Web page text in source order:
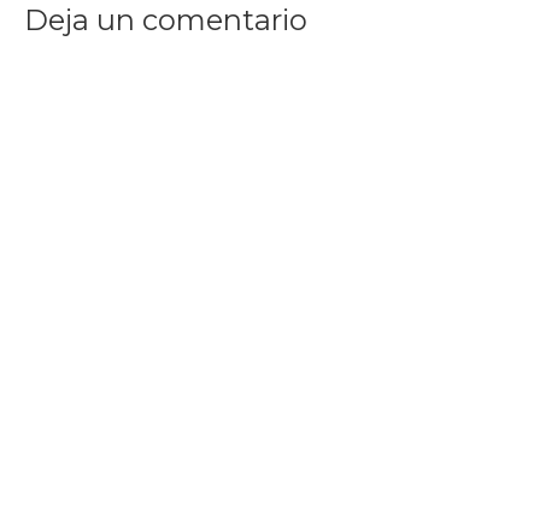
Deja un comentario